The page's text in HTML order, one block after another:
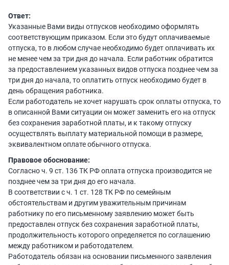
Ответ:
Указанные Вами виды отпусков необходимо оформлять
соответствующим приказом. Если это будут оплачиваемые
отпуска, то в любом случае необходимо будет оплачивать их
не менее чем за три дня до начала. Если работник обратится
за предоставлением указанных видов отпуска позднее чем за
три дня до начала, то оплатить отпуск необходимо будет в
день обращения работника.
Если работодатель не хочет нарушать срок оплаты отпуска, то
в описанной Вами ситуации он может заменить его на отпуск
без сохранения заработной платы, и к такому отпуску
осуществлять выплату материальной помощи в размере,
эквивалентном оплате обычного отпуска.
Правовое обоснование:
Согласно ч. 9 ст. 136 ТК РФ оплата отпуска производится не
позднее чем за три дня до его начала.
В соответствии с ч. 1 ст. 128 ТК РФ по семейным
обстоятельствам и другим уважительным причинам
работнику по его письменному заявлению может быть
предоставлен отпуск без сохранения заработной платы,
продолжительность которого определяется по соглашению
между работником и работодателем.
Работодатель обязан на основании письменного заявления